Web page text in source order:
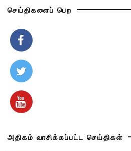
செய்திகளைப் பெற
அதிகம் வாசிக்கப்பட்ட செய்திகள்